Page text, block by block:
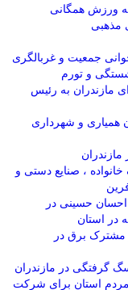
به ورزش همگانی
مذهبی
جمعیت و غربالگری
و تورم
مازندران به رئیس
همیاری و شهرداری
مازندران
، صنایع دستی و
احسان حسینی در
صرفه جویی به ۱۳۴ هزار مشترک برق در
مردم استان برای شرکت